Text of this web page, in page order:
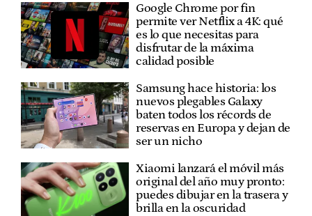
Google Chrome por fin
permite ver Netflix a 4K: qué
es lo que necesitas para
disfrutar de la máxima
calidad posible
Samsung hace historia: los
nuevos plegables Galaxy
baten todos los récords de
reservas en Europa y dejan de
ser un nicho
Xiaomi lanzará el móvil más
original del año muy pronto:
puedes dibujar en la trasera y
brilla en la oscuridad